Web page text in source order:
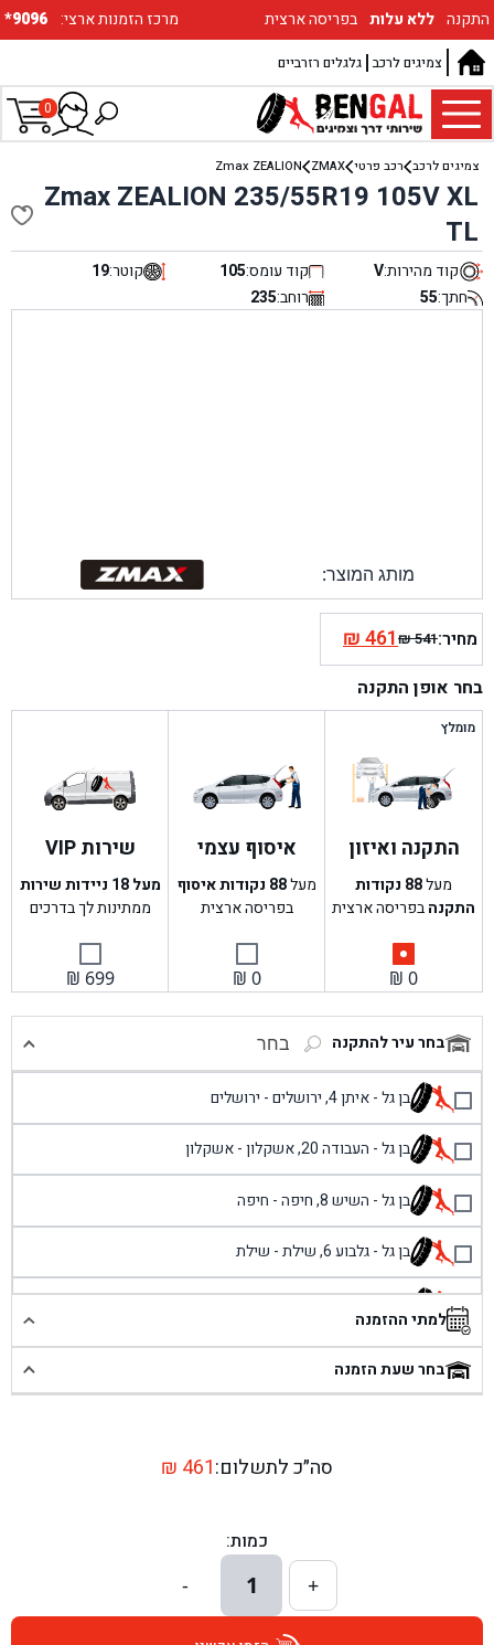
*9096 :מרכז הזמנות ארצי התקנה ללא עלות בפריסה ארצית
גלגלים רזרביים צמיגים לרכב
0
צמיגים לרכב רכב פרטי ZMAX
Zmax ZEALION
Zmax ZEALION 235/55R19 105V XL
TL
קוד מהירות:V קוד עומס:105 קוטר:19
חתך:55 רוחב:235
מותג המוצר:
מחיר: ₪541
המחיר
המקורי
היה:
₪461המחיר
הנוכחי
הוא:
בחר אופן התקנה
מומלץ
התקנה ואיזון
מעל88 נקודות
התקנהבפריסה ארצית
₪ 0
איסוף עצמי
מעל88 נקודות איסוף
בפריסה ארצית
₪ 0
שירות VIP
מעל 18 ניידות שירות
ממתינות לך בדרכים
₪ 699
בחר עיר להתקנה בחר
בן גל - איתן 4, ירושלים - ירושלים
בן גל - העבודה 20, אשקלון - אשקלון
בן גל - השיש 8, חיפה - חיפה
בן גל - גלבוע 6, שילת - שילת
בן גל - פוריידיס, כניסה צפונית מול כביש 4 - פרדיס
בן גל - שכונת אזור תעשייה זעירה, עיילבון - עיילבון
בן גל - דרך השבעה 20, אזור - אזור
בן גל - הרצל 6, גדרה - גדרה
בן גל - שדרות דוד בן גוריון 8, באר שבע - באר שבע
למתי ההזמנה
בחר שעת הזמנה
סה״כ לתשלום: ₪ 461
כמות:
+
1
-